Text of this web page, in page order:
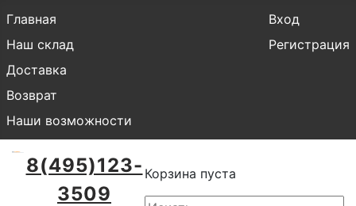
Главная
Наш склад
Доставка
Возврат
Наши возможности
Вход
Регистрация
8(495)123-
3509
Корзина пуста